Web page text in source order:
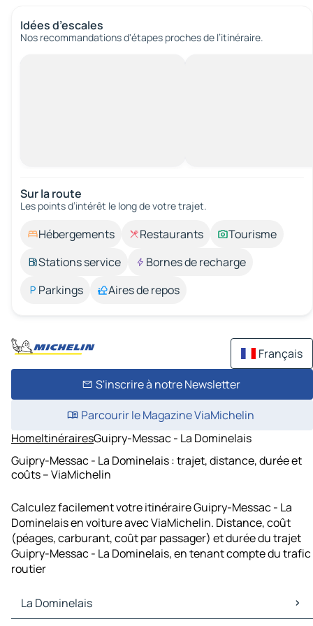
Idées d’escales
Nos recommandations d'étapes proches de l’itinéraire.
Sur la route
Les points d’intérêt le long de votre trajet.
Hébergements Restaurants
Tourisme
Stations service
Bornes de recharge
Parkings
Aires de repos
Français
S'inscrire à notre Newsletter
Parcourir le Magazine ViaMichelin
HomeItinérairesGuipry-Messac - La Dominelais
Guipry-Messac - La Dominelais : trajet, distance, durée et
coûts – ViaMichelin
Calculez facilement votre itinéraire Guipry-Messac - La
Dominelais en voiture avec ViaMichelin. Distance, coût
(péages, carburant, coût par passager) et durée du trajet
Guipry-Messac - La Dominelais, en tenant compte du trafic
routier
La Dominelais